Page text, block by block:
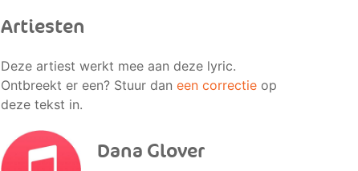
Artiesten
Deze artiest werkt mee aan deze lyric.
Ontbreekt er een? Stuur dan een correctieop
deze tekst in.
Dana Glover